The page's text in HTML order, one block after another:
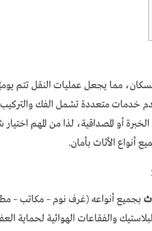
مما يجعل عمليات النقل تتم
خدمات متعددة تشمل الفك والتركيب
أو المصداقية، لذا من المهم
الأثاث بأمان.
بجميع أنواعه (غرف نوم – مكاتب –
والفقاعات الهوائية لحماية